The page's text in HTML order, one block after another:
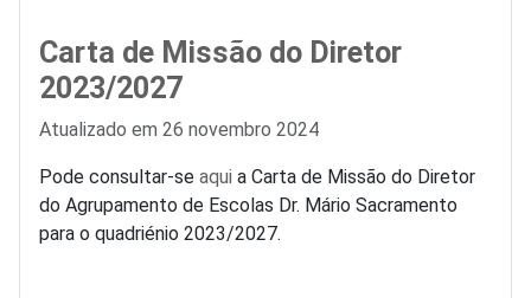
Carta de Missão do Diretor
2023/2027
Detalhes
Atualizado em 26 novembro 2024
Pode consultar-se aqui a Carta de Missão do Diretor
do Agrupamento de Escolas Dr. Mário Sacramento
para o quadriénio 2023/2027.